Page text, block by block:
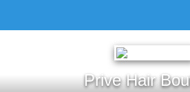
Prive Hair